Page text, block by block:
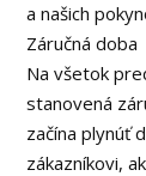
a našich
Záručná doba
Na všetok
stanovená
začína plynúť
zákazníkovi,